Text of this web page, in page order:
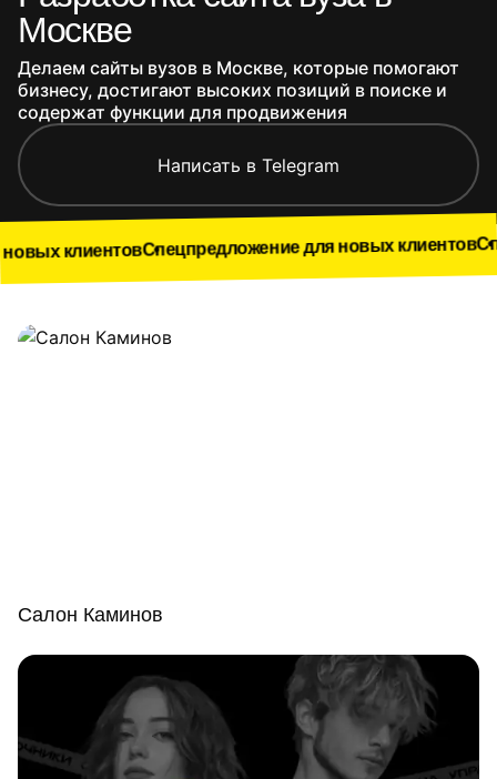
Москве
Делаем сайты вузов в Москве, которые помогают
бизнесу, достигают высоких позиций в поиске и
содержат функции для продвижения
Написать в Telegram
Спецпредложение для новых клиентов
Наши работы
Салон Каминов